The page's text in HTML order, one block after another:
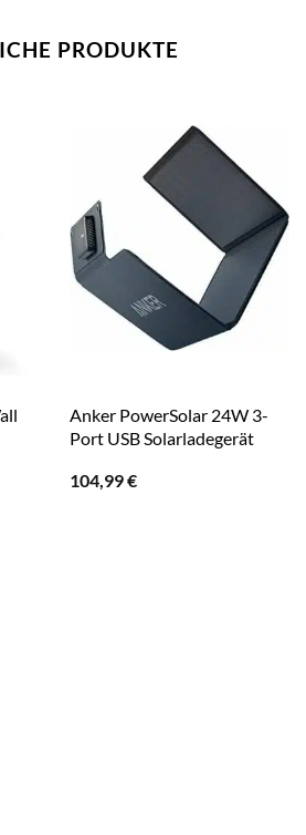
PRODUKTE
Anker PowerSolar 24W 3-
Port USB Solarladegerät
104,99€